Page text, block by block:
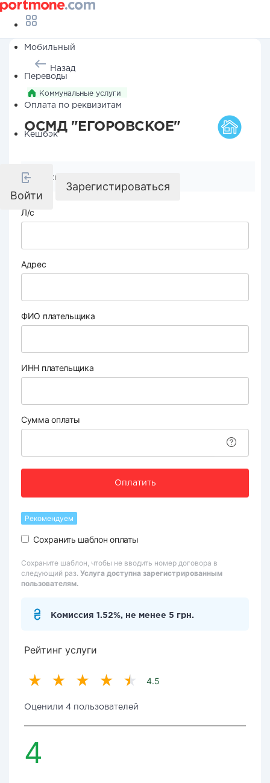
Мобильный
Переводы
Оплата по реквизитам
Кешбэк
Войти
Зарегистироваться
Назад
Коммунальные услуги
ОСМД "ЕГОРОВСКОЕ"
Реквизиты компании
Л/с
Адрес
ФИО плательщика
ИНН плательщика
Сумма оплаты
Оплатить
Рекомендуем
Сохранить шаблон оплаты
Сохраните шаблон, чтобы не вводить номер договора в
следующий раз. Услуга доступна зарегистрированным
пользователям.
Комиссия 1.52%, не менее 5 грн.
Рейтинг услуги
4.5
Оценили 4 пользователей
4